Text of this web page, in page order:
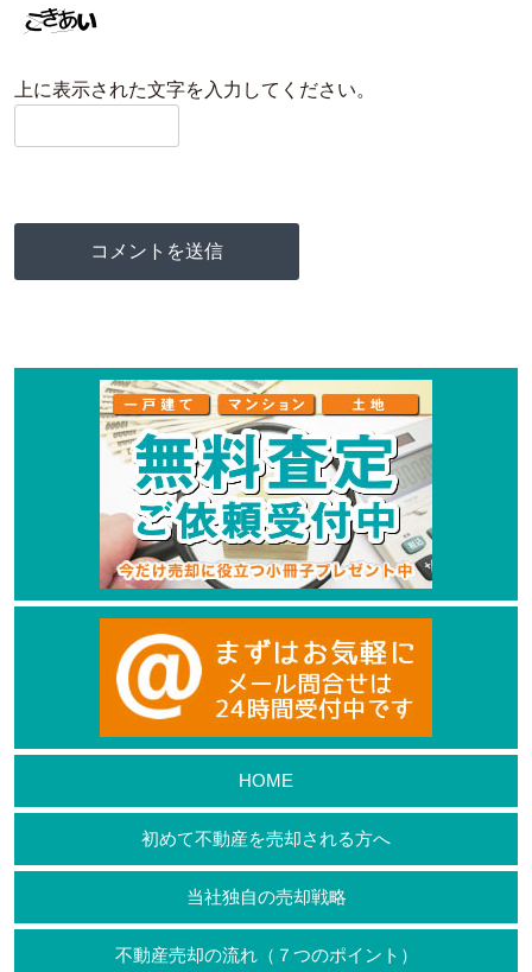
上に表示された文字を入力してください。
HOME
初めて不動産を売却される方へ
当社独自の売却戦略
不動産売却の流れ（７つのポイント）